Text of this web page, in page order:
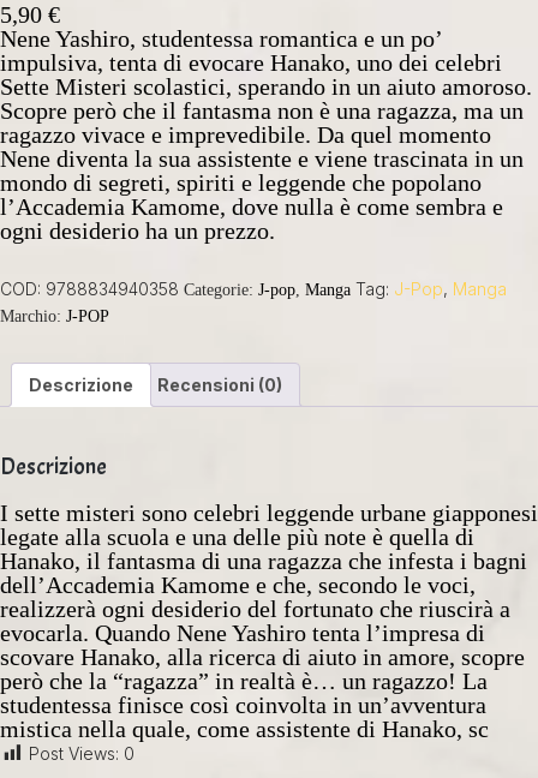
5,90 €
Nene Yashiro, studentessa romantica e un po’
impulsiva, tenta di evocare Hanako, uno dei celebri
Sette Misteri scolastici, sperando in un aiuto amoroso.
Scopre però che il fantasma non è una ragazza, ma un
ragazzo vivace e imprevedibile. Da quel momento
Nene diventa la sua assistente e viene trascinata in un
mondo di segreti, spiriti e leggende che popolano
l’Accademia Kamome, dove nulla è come sembra e
ogni desiderio ha un prezzo.
COD: 9788834940358 Categorie: J-pop, Manga Tag: J-Pop, Manga
Marchio: J-POP
Descrizione Recensioni (0)
Descrizione
I sette misteri sono celebri leggende urbane giapponesi
legate alla scuola e una delle più note è quella di
Hanako, il fantasma di una ragazza che infesta i bagni
dell’Accademia Kamome e che, secondo le voci,
realizzerà ogni desiderio del fortunato che riuscirà a
evocarla. Quando Nene Yashiro tenta l’impresa di
scovare Hanako, alla ricerca di aiuto in amore, scopre
però che la “ragazza” in realtà è… un ragazzo! La
studentessa finisce così coinvolta in un’avventura
mistica nella quale, come assistente di Hanako, sc
Post Views: 0